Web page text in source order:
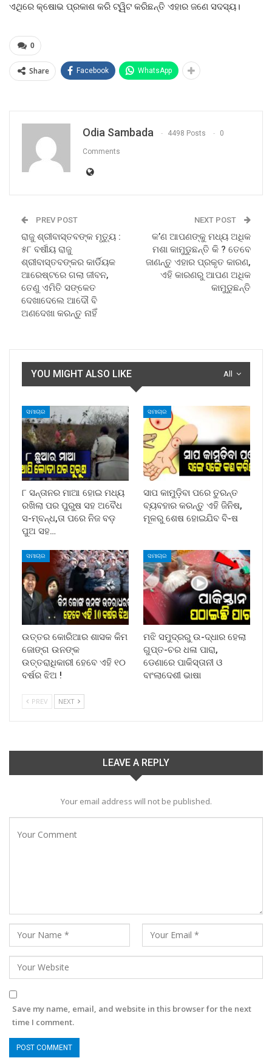
ଏଥିରେ କ୍ଷୋଭ ପ୍ରକାଶ କରି ଟ୍ୱିଟ କରିଛନ୍ତି ଏହାର ଜଣେ ସଦସ୍ୟ।
0
Share Facebook WhatsApp
Odia Sambada 4498 Posts 0
Comments
PREV POST
ରାଜୁ ଶ୍ରୀବାସ୍ତବଙ୍କ ମୃତ୍ୟୁ :
୫୮ ବର୍ଷୀୟ ରାଜୁ
ଶ୍ରୀବାସ୍ତବଙ୍କର କାର୍ଡିୟକ
ଆରେଷ୍ଟରେ ଗଲା ଜୀବନ,
ତେଣୁ ଏମିତି ସଙ୍କେତ
ଦେଖାଦେଲେ ଆଦୌ ବି
ଅଣଦେଖା କରନ୍ତୁ ନାହିଁ
NEXT POST
କ’ଣ ଆପଣଙ୍କୁ ମଧ୍ୟ ଅଧିକ
ମଶା କାମୁଡୁଛନ୍ତି କି ? ତେବେ
ଜାଣନ୍ତୁ ଏହାର ପ୍ରକୃତ କାରଣ,
ଏହି କାରଣରୁ ଆପଣ ଅଧିକ
କାମୁଡୁଛନ୍ତି
All
YOU MIGHT ALSO LIKE
ସମାଚାର
୮ ସନ୍ତାନର ମାଆ ହୋଇ ମଧ୍ୟ
ରଖିଲା ପର ପୁରୁଷ ସହ ଅବୈଧ
ସ-ମ୍ବନ୍ଧ,ତା ପରେ ନିଜ ବଡ଼
ପୁଅ ସହ…
ସମାଚାର
ସାପ କାମୁଡ଼ିବା ପରେ ତୁରନ୍ତ
ବ୍ୟବହାର କରନ୍ତୁ ଏହି ଜିନିଷ,
ମୂଳରୁ ଶେଷ ହୋଇଯିବ ବି-ଷ
ସମାଚାର
ଉତ୍ତର କୋରିଆର ଶାସକ କିମ
ଜୋଙ୍ଗ ଉନଙ୍କ
ଉତ୍ତରାଧିକାରୀ ହେବେ ଏହି ୧୦
ବର୍ଷର ଝିଅ !
ସମାଚାର
ମଝି ସମୁଦ୍ରରୁ ଉ-ଦ୍ଧାର ହେଲା
ଗୁପ୍ତ-ଚର ଧଳା ପାରା,
ଡେଣାରେ ପାକିସ୍ତାନୀ ଓ
ବାଂଲାଦେଶୀ ଭାଷା
PREV NEXT
LEAVE A REPLY
Your email address will not be published.
Save my name, email, and website in this browser for the next
time I comment.